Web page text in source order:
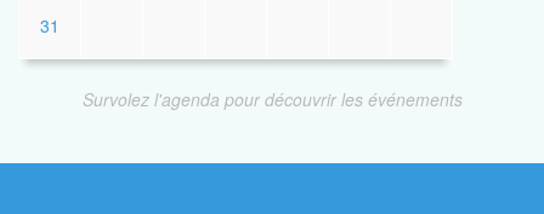
31
Survolez l'agenda pour découvrir les événements